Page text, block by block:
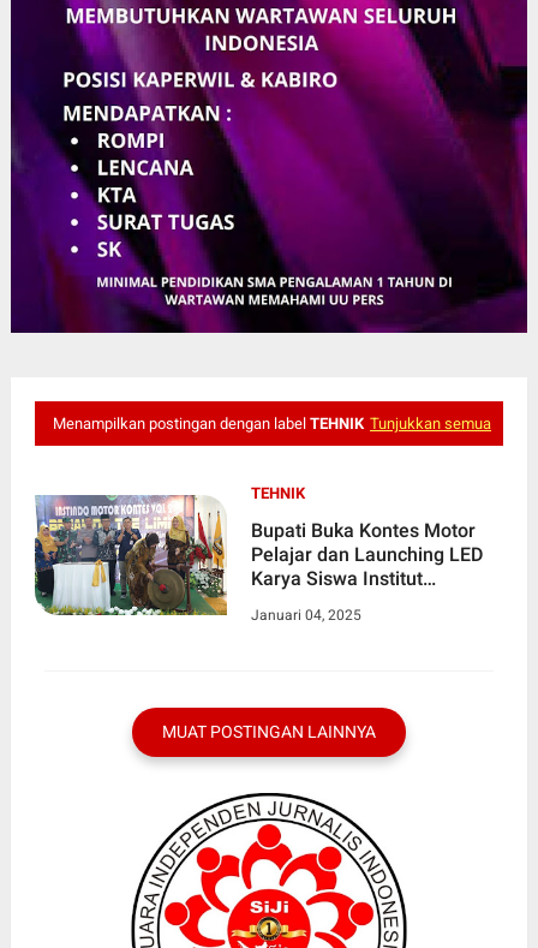
Menampilkan postingan dengan label TEHNIK Tunjukkan semua
TEHNIK
Bupati Buka Kontes Motor
Pelajar dan Launching LED
Karya Siswa Institut
Januari 04, 2025
MUAT POSTINGAN LAINNYA